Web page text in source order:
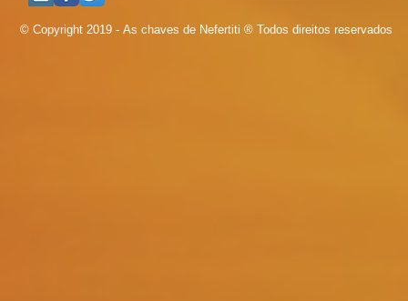
© Copyright 2019 - As chaves de Nefertiti ® Todos direitos reservados